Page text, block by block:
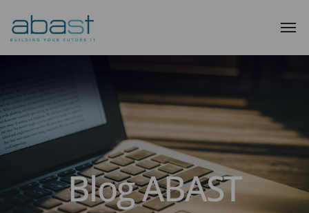
Blog ABAST